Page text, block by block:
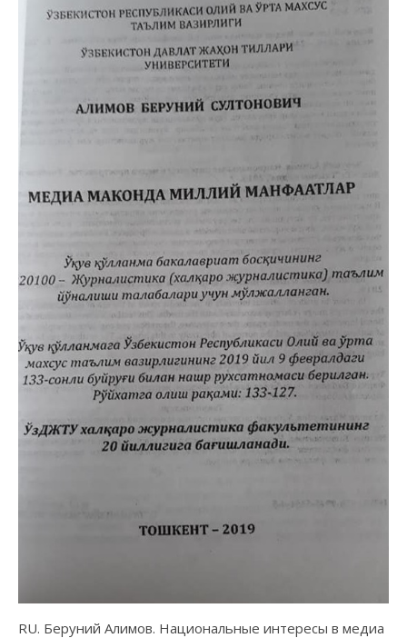
RU. Беруний Алимов. Национальные интересы в медиа